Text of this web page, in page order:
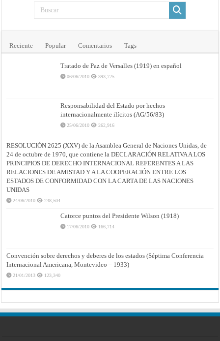
Reciente Popular Comentarios Tags
Tratado de Paz de Versalles (1919) en español
06/06/2010 393,725
Responsabilidad del Estado por hechos
internacionalmente ilícitos (AG/56/83)
25/06/2010 262,916
RESOLUCIÓN 2625 (XXV) de la Asamblea General de Naciones Unidas, de
24 de octubre de 1970, que contiene la DECLARACIÓN RELATIVA A LOS
PRINCIPIOS DE DERECHO INTERNACIONAL REFERENTES A LAS
RELACIONES DE AMISTAD Y A LA COOPERACIÓN ENTRE LOS
ESTADOS DE CONFORMIDAD CON LA CARTA DE LAS NACIONES
UNIDAS
24/06/2010 238,504
Catorce puntos del Presidente Wilson (1918)
17/06/2010 166,714
Convención sobre derechos y deberes de los estados (Séptima Conferencia
Internacional Americana, Montevideo – 1933)
21/01/2013 123,340